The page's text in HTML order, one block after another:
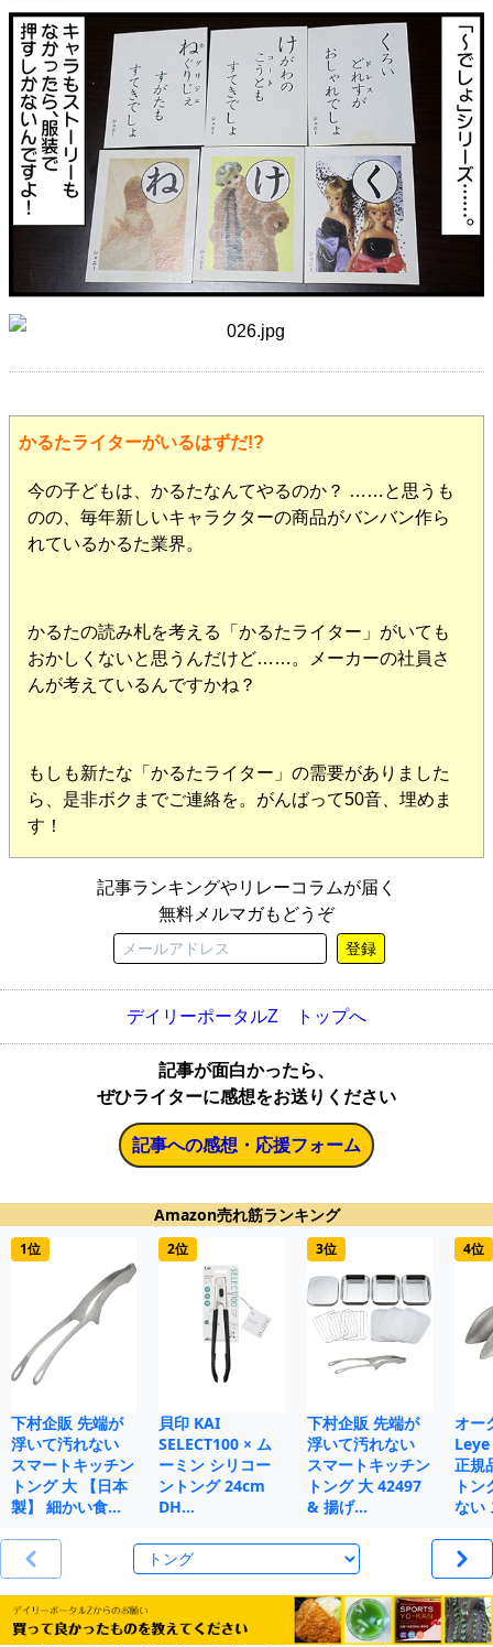
かるたライターがいるはずだ!?
今の子どもは、かるたなんてやるのか？ ……と思うも
のの、毎年新しいキャラクターの商品がバンバン作ら
れているかるた業界。
かるたの読み札を考える「かるたライター」がいても
おかしくないと思うんだけど……。メーカーの社員さ
んが考えているんですかね？
もしも新たな「かるたライター」の需要がありました
ら、是非ボクまでご連絡を。がんばって50音、埋めま
す！
記事ランキングやリレーコラムが届く
無料メルマガもどうぞ
登録
デイリーポータルZ トップへ
記事が面白かったら、
ぜひライターに感想をお送りください
記事への感想・応援フォーム
Amazon売れ筋ランキング
1位
下村企販 先端が
浮いて汚れない
スマートキッチン
トング 大 【日本
製】 細かい食…
2位
貝印 KAI
SELECT100 × ム
ーミン シリコー
ントング 24cm
DH…
3位
下村企販 先端が
浮いて汚れない
スマートキッチン
トング 大 42497
& 揚げ…
4位
オー
正規
ト
ない